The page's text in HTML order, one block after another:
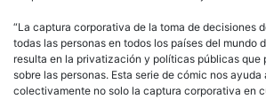
“La captura corporativa de la toma de decisiones
todas las personas en todos los países del mundo
resulta en la privatización y políticas públicas que
sobre las personas. Esta serie de cómic nos
colectivamente no solo la captura corporativa en